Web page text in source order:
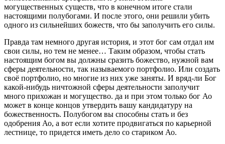
могущественных существ, что в конечном итоге стали
настоящими полубогами. И после этого, они решили убить
одного из сильнейших божеств, что бы заполучить его силы.
Правда там немного другая история, и этот бог сам отдал им
свои силы, но тем не менее… Таким образом, чтобы стать
настоящим богом вы должны сразить божество, нужной вам
сферы деятельности, так называемого портфолио. Или создать
своё портфолио, но многие из них уже заняты. И вряд-ли Бог
какой-нибудь ничтожной сферы деятельности заполучит
много прихожан и могущество. да и при этом только бог Ао
может в конце концов утвердить вашу кандидатуру на
божественность. Полубогом вы способны стать и без
одобрения Ао, а вот если хотите продвигаться по карьерной
лестнице, то придется иметь дело со стариком Ао.